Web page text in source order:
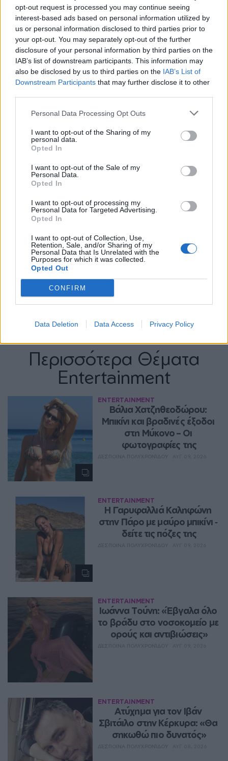
opt-out request is processed you may continue seeing
interest-based ads based on personal information utilized by
us or personal information disclosed to third parties prior to
your opt-out. You may separately opt-out of the further
disclosure of your personal information by third parties on the
IAB’s list of downstream participants. This information may
also be disclosed by us to third parties on the IAB’s List of
Downstream Participants that may further disclose it to other
Personal Data Processing Opt Outs
I want to opt-out of the Sharing of my
personal data.
Opted In
I want to opt-out of the Sale of my
Personal Data.
Opted In
I want to opt-out of processing my
Personal Data for Targeted Advertising.
Opted In
I want to opt-out of Collection, Use,
Retention, Sale, and/or Sharing of my
Personal Data that Is Unrelated with the
Purposes for which it was collected.
Opted Out
CONFIRM
Data Deletion Data Access Privacy Policy
Ακολουθήστε το Pink.gr στο Google News
και
μάθετε πρώτοιτα πιο hot νέα.
Ακολουθήστε το Pink.gr και στοInstagram
Περισσότερα Θέματα
Entertainment
ENTERTAINMENT
Βάλια Χατζηθεοδώρου:
Μπικίνι και βραδινές έξοδοι
στη Μύκονο – Οι
φωτογραφίες της
ENTERTAINMENT
Η Γαρυφαλλιά Καληφώνη
στην Πάρο με μαύρο μπικίνι ‑
δείτε τις πόζες της
ENTERTAINMENT
Ιωάννα Τούνη: «Έβγαλα όλο
το βράδυ στο νοσοκομείο με
ορούς και αντιβιώσεις»
ENTERTAINMENT
Ατύχημα για τον Ιβάν
Σβιτάιλο στην Κέρκυρα: «Θα
σηκωθώ πιο δυνατός»